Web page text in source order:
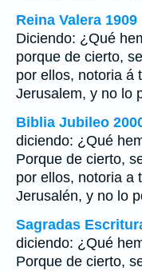
Reina Valera 1909
Diciendo: ¿Qué
porque de cierto,
por ellos, notoria á
Jerusalem, y no lo
Biblia Jubileo
diciendo: ¿Qué
Porque de cierto,
por ellos, notoria a
Jerusalén, y no lo
Sagradas
diciendo: ¿Qué
Porque de cierto,